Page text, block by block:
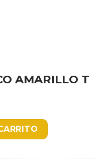
AMARILLO T
T 9 TL cantidad